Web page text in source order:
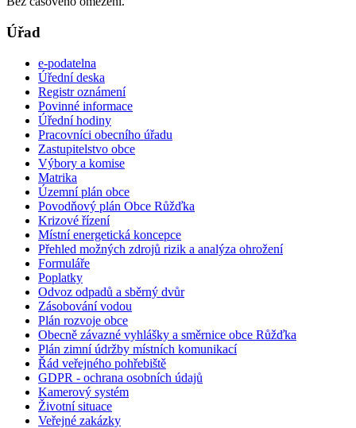
Úřad
e-podatelna
Úřední deska
Registr oznámení
Povinné informace
Úřední hodiny
Pracovníci obecního úřadu
Zastupitelstvo obce
Výbory a komise
Matrika
Územní plán obce
Povodňový plán Obce Růžďka
Krizové řízení
Místní energetická koncepce
Přehled možných zdrojů rizik a analýza ohrožení
Formuláře
Poplatky
Odvoz odpadů a sběrný dvůr
Zásobování vodou
Plán rozvoje obce
Obecně závazné vyhlášky a směrnice obce Růžďka
Plán zimní údržby místních komunikací
Řád veřejného pohřebiště
GDPR - ochrana osobních údajů
Kamerový systém
Životní situace
Veřejné zakázky